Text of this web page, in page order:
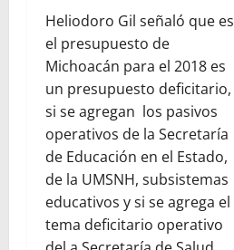
Heliodoro Gil señaló que es
el presupuesto de
Michoacán para el 2018 es
un presupuesto deficitario,
si se agregan los pasivos
operativos de la Secretaría
de Educación en el Estado,
de la UMSNH, subsistemas
educativos y si se agrega el
tema deficitario operativo